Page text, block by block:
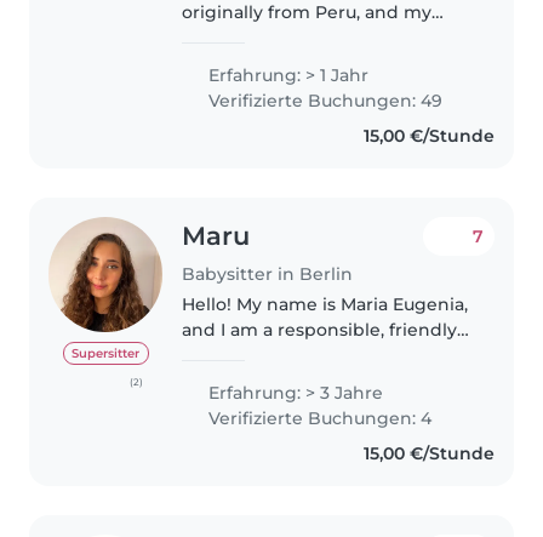
originally from Peru, and my
speak English fluently and I'm
currently living in Berlin, where I
study German intensively..
Erfahrung: > 1 Jahr
Verifizierte Buchungen: 49
15,00 €/Stunde
Supersitter
(2)
Maru
Babysitter in Berlin
7
Hello! My name is Maria Eugenia,
and I am a responsible, friendly
Neukölln, Berlin. I have
experience working with
children as both a babysitter
Erfahrung: > 3 Jahre
Verifizierte Buchungen: 4
15,00 €/Stunde